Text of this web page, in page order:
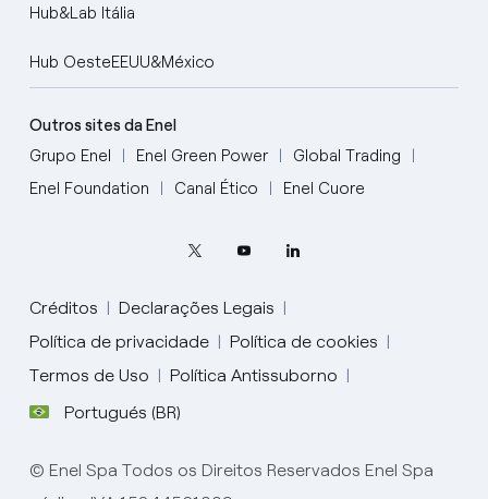
Hub&Lab Itália
Hub OesteEEUU&México
Outros sites da Enel
Grupo Enel
Enel Green Power
Global Trading
Enel Foundation
Canal Ético Enel Cuore
Créditos
Declarações Legais
Política de privacidade
Política de cookies
Termos de Uso
Política Antissuborno
Portugués (BR)
English
Portugués (BR)
© Enel Spa Todos os Direitos Reservados Enel Spa